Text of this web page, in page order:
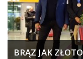
BRĄZ JAK ZŁOTO